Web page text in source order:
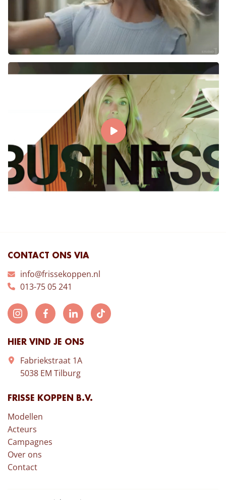
CONTACT ONS VIA
info@frissekoppen.nl
013-75 05 241
HIER VIND JE ONS
Fabriekstraat 1A
5038 EM Tilburg
FRISSE KOPPEN B.V.
Modellen
Acteurs
Campagnes
Over ons
Contact